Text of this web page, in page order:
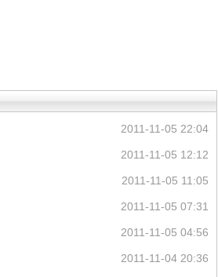
2011-11-05 22:04
2011-11-05 12:12
2011-11-05 11:05
2011-11-05 07:31
2011-11-05 04:56
2011-11-04 20:36